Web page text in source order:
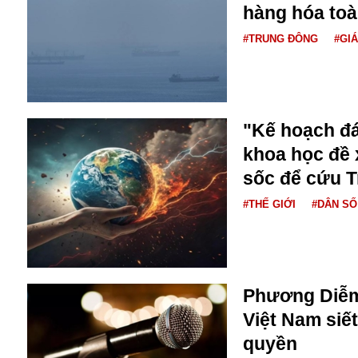
F0
FLC
F-16
Gương sáng
hàng hóa
#TRUNG ĐÔNG
"Kế hoạch
khoa học đề
sốc để cứu
#THẾ GIỚI #DÂN SỐ
Phương
Việt Nam
quyền